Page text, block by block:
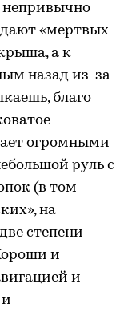
непривычно
«мертвых
а к
назад из-за
благо
огромными
руль с
(в том
на
степени
и
и